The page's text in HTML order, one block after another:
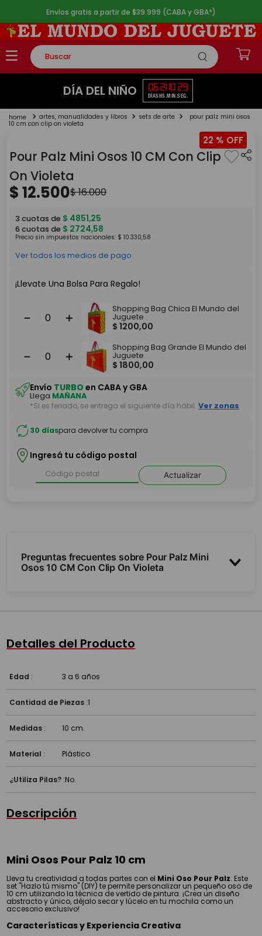
Envíos gratis a partir de $39.999 (CABA y GBA*)
Buscar
TÉRMINOS MÁS BUSCADOS
2.
lego
4 .
monopatin
5. toy story
DÍA DEL NIÑO 06
DÍAS
21
HS.
10
MIN.
28
SEG.
artes, manualidades y libros sets de arte pour palz mini osos
10 cm con clip on violeta
22 %
Pour Palz Mini Osos 10 CM Con Clip
On Violeta
$12.500$16.000
3 cuotas de $ 4851,25
6 cuotas de $ 2724,58
Precio sin impuestos nacionales: $ 10.330,58
Ver todos los medios de pago
¡Llevate Una Bolsa Para Regalo!
＋
－
Shopping Bag Chica El Mundo del
Juguete
$ 1200,00
＋
－
Shopping Bag Grande El Mundo del
Juguete
$ 1800,00
Envío TURBO en CABA y GBA
Llega MAÑANA
*Si es feriado, se entrega el siguiente día hábil. Ver zonas
30 díaspara devolver tu compra
Ingresá tu código postal
Actualizar
Preguntas frecuentes sobre Pour Palz Mini
Osos 10 CM Con Clip On Violeta
¿Qué estimula?
Detalles del Producto
Edad : 3 a 6 años
Cantidad de Piezas :1
Medidas : 10 cm.
Material : Plástico
¿Utiliza Pilas? :No.
Descripción
Mini Osos Pour Palz 10 cm
Lleva tu creatividad a todas partes con el Mini Oso Pour Palz. Este
set "Hazlo tú mismo" (DIY) te permite personalizar un pequeño oso de
10 cm utilizando la técnica de vertido de pintura. ¡Crea un diseño
abstracto y único, déjalo secar y lúcelo en tu mochila como un
accesorio exclusivo!
Características y Experiencia Creativa